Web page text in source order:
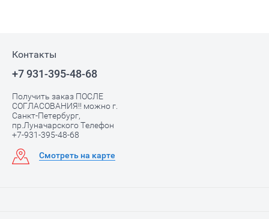
Контакты
+7 931-395-48-68
Получить заказ ПОСЛЕ
СОГЛАСОВАНИЯ!! можно г.
Санкт-Петербург,
пр.Луначарского Телефон
+7-931-395-48-68
Смотреть на карте